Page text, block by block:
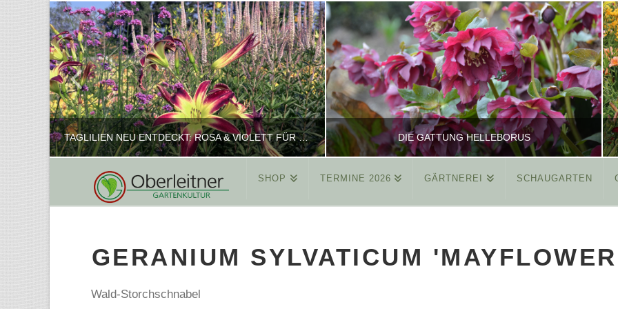
TAGLILIEN NEU ENTDECKT: ROSA & VIOLETT FÜR ROMANTISCHE PFLANZKOMBINATIONEN
REINHARD
FEBRUAR 16, 2025
DIE GATTUNG HELLEBORUS
REINHARD
MÄRZ 26, 2015
SHOP TERMINE 2026 GÄRTNEREI SCHAUGARTEN
GERANIUM SYLVATICUM
Wald-Storchschnabel